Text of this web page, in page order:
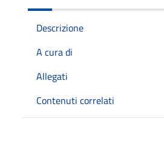
Descrizione
A cura di
Allegati
Contenuti correlati